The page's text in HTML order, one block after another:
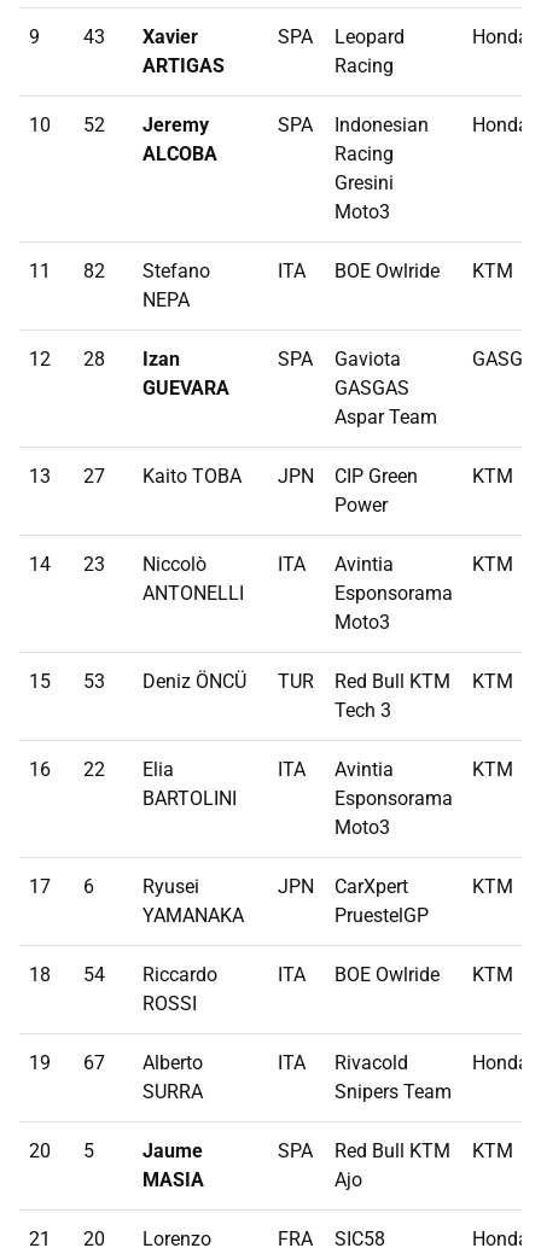
9 43
Xavier
ARTIGAS
SPA
Leopard
Racing
Honda
10 52
Jeremy
ALCOBA
SPA
Indonesian
Racing
Gresini
Moto3
Honda
11 82
Stefano
NEPA
ITA BOE Owlride KTM
12 28
Izan
GUEVARA
SPA
Gaviota
GASGAS
Aspar Team
13 27 Kaito TOBA JPN
CIP Green
Power
KTM
14 23
Niccolò
ANTONELLI
ITA
Avintia
Esponsorama
Moto3
KTM
15 53 Deniz ÖNCÜ TUR
Red Bull KTM
Tech 3
KTM
16 22
Elia
BARTOLINI
ITA
Avintia
Esponsorama
Moto3
KTM
17 6
Ryusei
YAMANAKA
JPN
CarXpert
PruestelGP
KTM
18 54
Riccardo
ROSSI
ITA BOE Owlride KTM
19 67
Alberto
SURRA
ITA
Rivacold
Snipers Team
Honda
20 5
Jaume
MASIA
SPA
Red Bull KTM
Ajo
KTM
21 20
Lorenzo
FRA
SIC58
Honda